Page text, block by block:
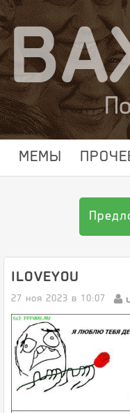
МЕМЫ
ILOVEYOU
27 ноя 2023 в 10:07